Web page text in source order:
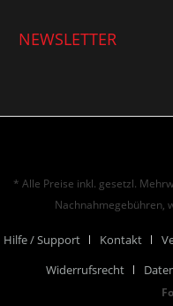
NEWSLETTER
* Alle Preise inkl. gesetzl.
Nachnahmegebühren,
Hilfe / Support Kontakt
Widerrufsrecht